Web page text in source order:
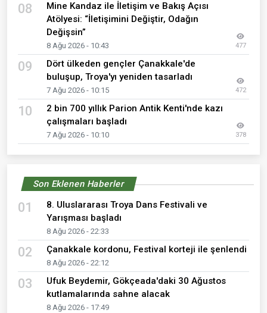
08
Mine Kandaz ile İletişim ve Bakış Açısı
Atölyesi: “İletişimini Değiştir, Odağın
Değişsin”
8 Ağu 2026 - 10:43 477
09
Dört ülkeden gençler Çanakkale'de
buluşup, Troya'yı yeniden tasarladı
7 Ağu 2026 - 10:15 472
10
2 bin 700 yıllık Parion Antik Kenti'nde kazı
çalışmaları başladı
7 Ağu 2026 - 10:10 378
Son Eklenen Haberler
01
8. Uluslararası Troya Dans Festivali ve
Yarışması başladı
8 Ağu 2026 - 22:33
02 Çanakkale kordonu, Festival korteji ile şenlendi
8 Ağu 2026 - 22:12
03
Ufuk Beydemir, Gökçeada'daki 30 Ağustos
kutlamalarında sahne alacak
8 Ağu 2026 - 17:49